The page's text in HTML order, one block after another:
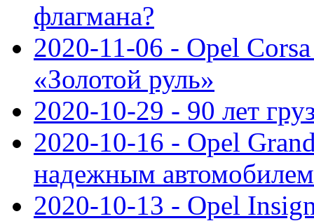
флагмана?
2020-11-06 - Opel
«Золотой руль»
2020-10-29 - 90 лет
2020-10-16 - Opel
надежным автомобилем
2020-10-13 - Opel